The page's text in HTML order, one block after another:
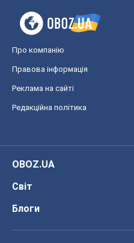
Про компанію
Правова інформація
Реклама на сайті
Редакційна політика
OBOZ.UA
Світ
Блоги